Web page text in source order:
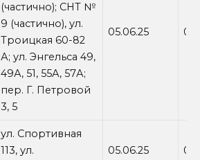
(частично); СНТ №
9 (частично), ул.
Троицкая 60-82
А; ул. Энгельса 49,
49А, 51, 55А, 57А;
пер. Г. Петровой
3, 5
05.06.25
ул. Спортивная
113, ул.
05.06.25